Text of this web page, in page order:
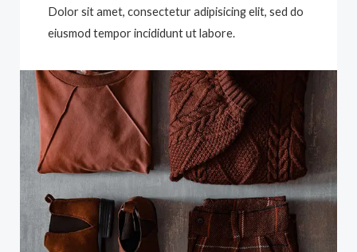
Dolor sit amet, consectetur adipisicing elit, sed do
eiusmod tempor incididunt ut labore.